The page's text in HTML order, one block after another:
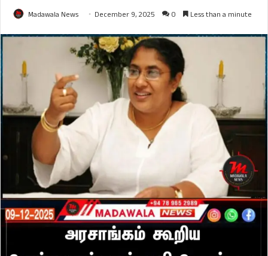
Madawala News December 9, 2025 0 Less than a minute